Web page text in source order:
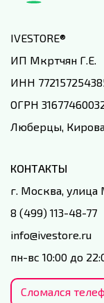
IVESTORE®
ИП Мкртчян Г.Е.
ИНН
ОГРН
Люберцы, Кирова
КОНТАКТЫ
г. Москва, улица
8 (499) 113-48-77
info@ivestore.ru
пн-вс 10:00 до
Сломался